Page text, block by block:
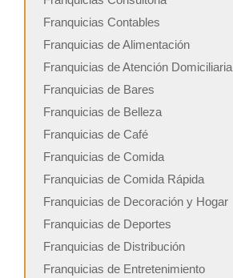
Franquicias Contables
Franquicias de Alimentación
Franquicias de Atención Domiciliaria
Franquicias de Bares
Franquicias de Belleza
Franquicias de Café
Franquicias de Comida
Franquicias de Comida Rápida
Franquicias de Decoración y Hogar
Franquicias de Deportes
Franquicias de Distribución
Franquicias de Entretenimiento